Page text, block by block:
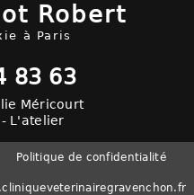
Robert
à Paris
83 63
Méricourt
- L'atelier
Politique de confidentialité